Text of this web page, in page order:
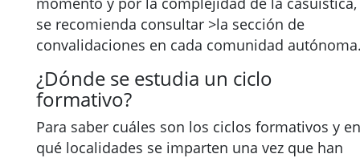
se recomienda consultar >la sección de
convalidaciones en cada comunidad
¿Dónde se estudia un ciclo
formativo?
Para saber cuáles son los ciclos formativos y en
qué localidades se imparten una vez que han